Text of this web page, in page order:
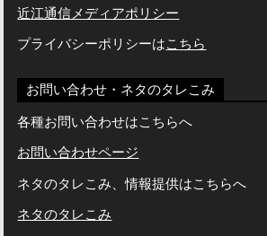
近江通信メディアポリシー
プライバシーポリシーはこちら
お問い合わせ・ネタのタレこみ
各種お問い合わせはこちらへ
お問い合わせページ
ネタのタレこみ、情報提供はこちらへ
ネタのタレこみ